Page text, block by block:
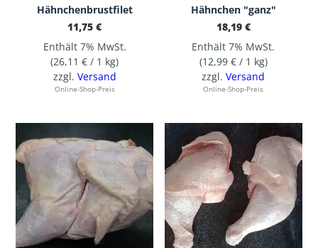
Hähnchenbrustfilet
11,75€
Enthält 7% MwSt.
(26,11€ / 1 kg)
zzgl. Versand
Online-Shop-Preis
Hähnchen "ganz"
18,19 €
Enthält 7% MwSt.
(12,99 €/ 1 kg)
zzgl.Versand
Online-Shop-Preis